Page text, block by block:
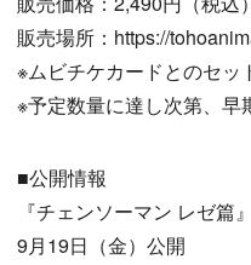
販売場所：https://
※ムビチケカードとのセッ
※予定数量に達し次第、早
■公開情報
『チェンソーマン レゼ篇』
9月19日（金）公開